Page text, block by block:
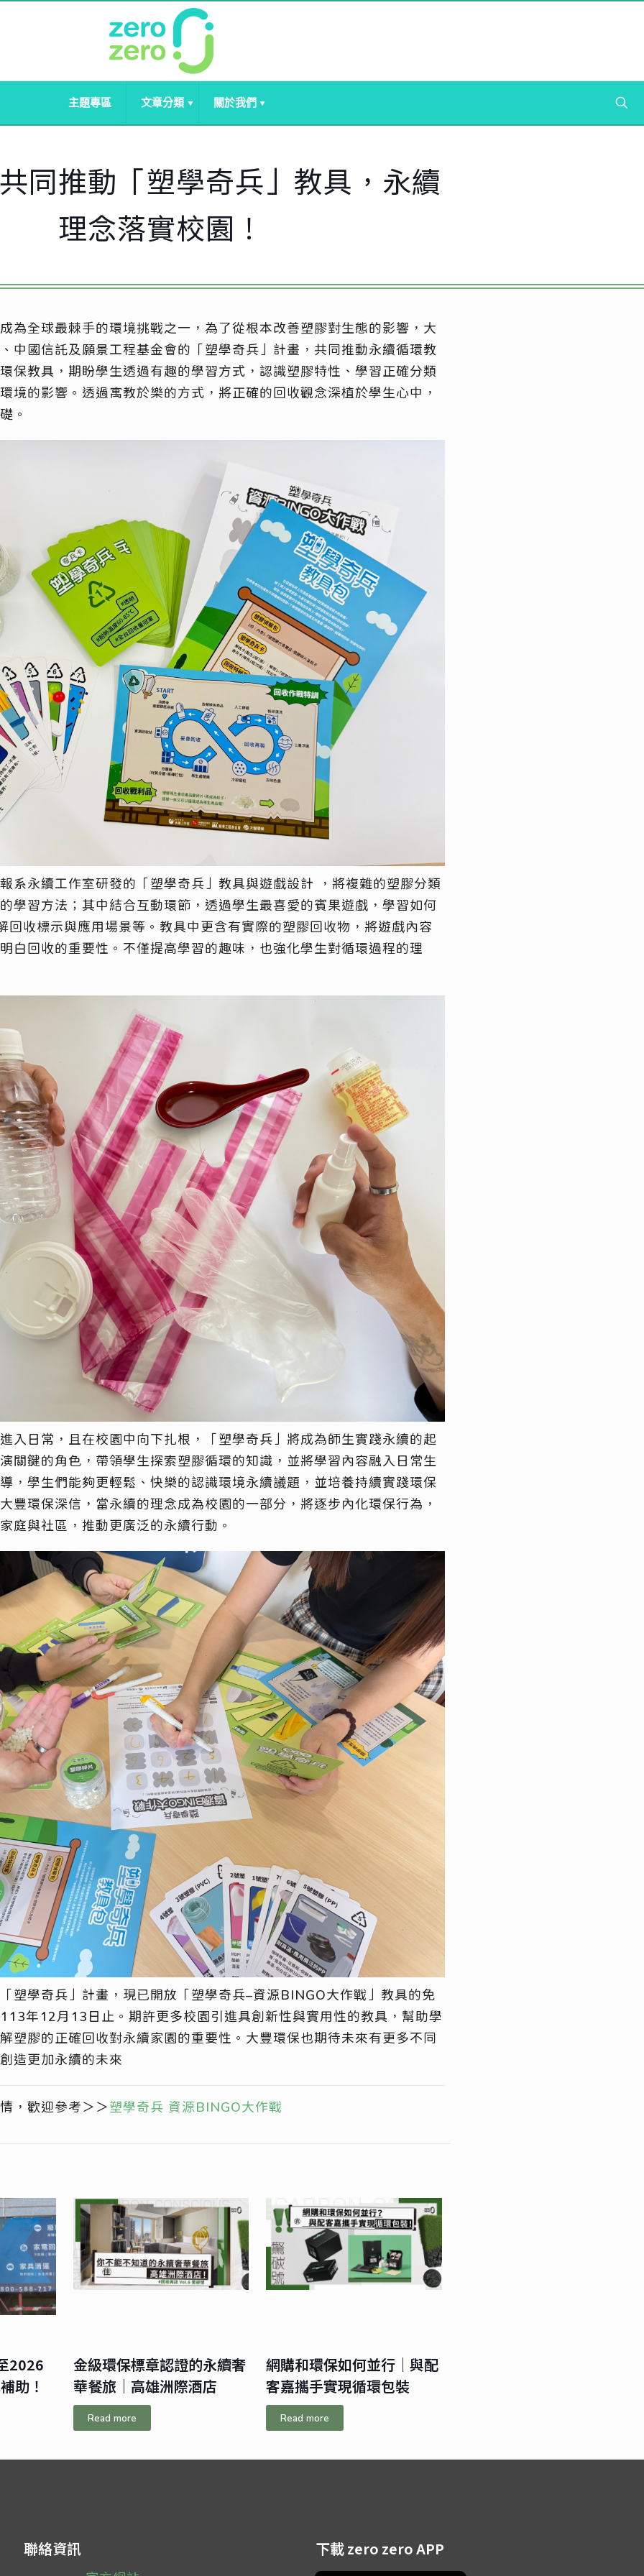
主題專區 文章分類 關於我們
同推動「塑學奇兵」教具，永續
理念落實校園！
為全球最棘手的環境挑戰之一 ， 為了從根本改善塑膠對生態的影響，大
中國信託及願景工程基金會的 塑學奇兵 計畫 ，共同推動永續循環教
環保教具， 期盼學生透過有趣的學習方式，認識塑膠特性、學習正確分類
境的影響。透過寓教於樂的方式，將正確的回收觀念深植於學生心中，
。
系永續工作室研發的「塑學奇兵」教具與遊戲設計 ， 將複雜的塑膠分類
學習方法 ； 其中結合互動環節 ， 透過學生最喜愛的賓果遊戲， 學習如何
回收標示與應用場景等 。 教具中更含有實際的塑膠回收物，將遊戲內容
明白 回收的重要性。不僅提高學習的趣味，也強化學生對循環過程的理
入日常，且 在校園中向下扎根，「 塑學奇兵 將成為師生實踐永續的起
關鍵的角色，帶領學生探索塑膠循環的知識，並將學習內容融入日常生
，學生們能夠更輕鬆、快樂的認識環境永續議題 ， 並培養持續實踐環保
大豐環保深信， 當永續的理念成為校園的一部分，將逐步內化環保行為，
庭與社區，推動更廣泛的永續行動。
塑學奇兵 」計畫 ，現已開放「 塑學奇兵–資源BINGO大作戰」教具的免
113年 12月 13 日止。 期許更多校園引進具創新性與實用性的教具，幫助學
塑膠的正確回收對永續家園的重要性。 大豐環保也期待未來有更多不同
造更加永續的未來
， 歡迎參考＞＞塑學奇兵 資源BINGO大作戰
2026
助！
金級環保標章認證的永續奢
華餐旅｜高雄洲際酒店
Read more
網購和環保如何並行｜與配
客嘉攜手實現循環包裝
Read more
聯絡資訊 下載 zero zero APP